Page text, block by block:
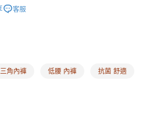
成立數日內，您將收到繳費通知簡訊。
費成功／繳費後需取消欲退款等相關疑問，請聯繫「
家取貨
11取貨
尋 抗菌Protimo
客服
角內褲 低腰 內褲 抗菌 舒適